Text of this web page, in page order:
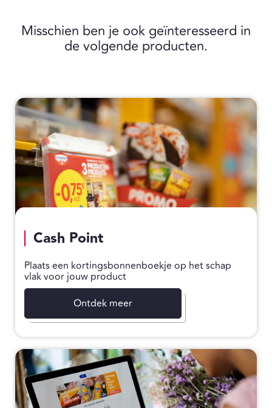
Misschien ben je ook geïnteresseerd in
de volgende producten.
Cash Point
Plaats een kortingsbonnenboekje op het schap
vlak voor jouw product
Ontdek meer